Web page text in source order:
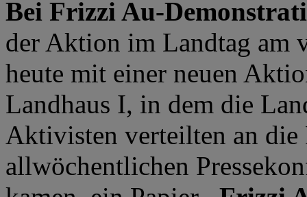
Bei Frizzi Au-
der Aktion im Landtag am
heute mit einer neuen
Landhaus I, in dem die
Aktivisten verteilten an die
allwöchentlichen